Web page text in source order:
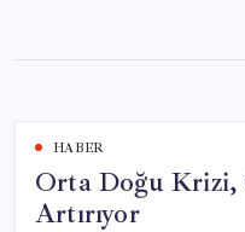
content
HABER
Orta Doğu Krizi,
Artırıyor